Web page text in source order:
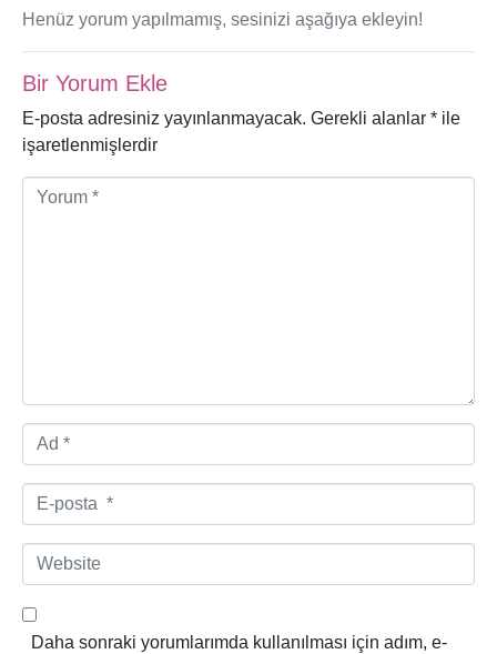
Henüz yorum yapılmamış, sesinizi aşağıya ekleyin!
Bir Yorum Ekle
E-posta adresiniz yayınlanmayacak. Gerekli alanlar * ile
işaretlenmişlerdir
d
*
-
p
t
W
e
b
Daha sonraki yorumlarımda kullanılması için adım, e-